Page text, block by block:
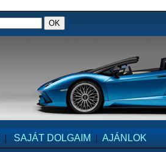
| SAJÁT DOLGAIM | AJÁNLOK